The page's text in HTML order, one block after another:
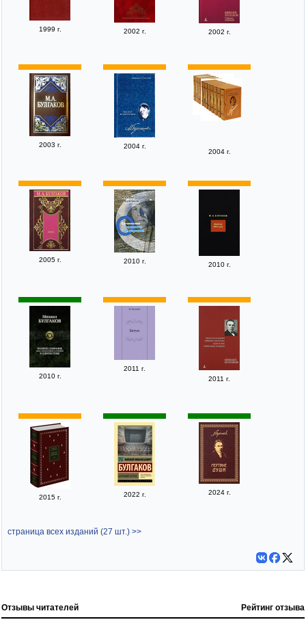
1999 г. 2002 г. 2002 г.
2003 г. 2004 г.
2004 г.
2005 г. 2010 г. 2010 г.
2010 г.
2011 г.
2011 г.
2015 г. 2022 г. 2024 г.
страница всех изданий (27 шт.) >>
Отзывы читателей Рейтинг отзыва